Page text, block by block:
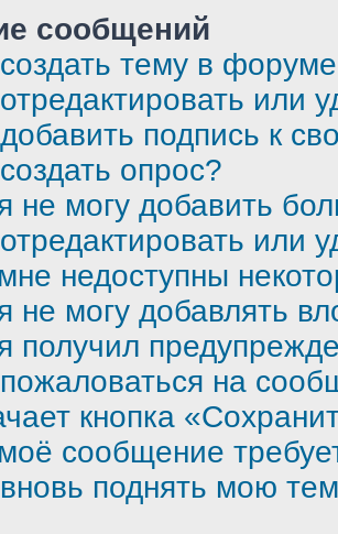
сообщений
тему в
или
подпись к
опрос?
не могу добавить
или
недоступны
не могу добавлять
получил
на
кнопка
сообщение
поднять мою